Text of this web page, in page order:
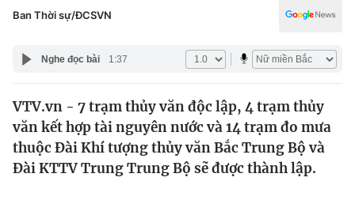
Y tế
Thế giới
Văn hóa - Giải trí
Đời sống
Giáo dục
Ban Thời sự/ĐCSVN
Nghe đọc bài 1:37
VTV.vn - 7 trạm thủy văn độc lập, 4 trạm thủy
văn kết hợp tài nguyên nước và 14 trạm đo mưa
thuộc Đài Khí tượng thủy văn Bắc Trung Bộ và
Đài KTTV Trung Trung Bộ sẽ được thành lập.